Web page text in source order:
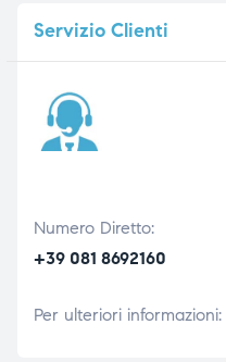
ServizioClienti
Numero Diretto:
+39 081 8692160
Per ulteriori informazioni: